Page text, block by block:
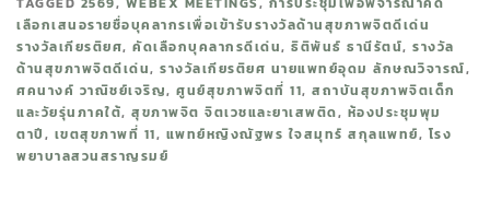
เลือกเสนอรายชื่อบุคลากรเพื่อเข้ารับรางวัลด้านสุขภาพจิตดีเด่น
รางวัลเกียรติยศ, คัดเลือกบุคลากรดีเด่น, ธิติพันธ์ ธานีรัตน์, รางวัล
ด้านสุขภาพจิตดีเด่น, รางวัลเกียรติยศ นายแพทย์อุดม ลักษณวิจารณ์,
ศคนางค์ วาณิชย์เจริญ, ศูนย์สุขภาพจิตที่ 11, สถาบันสุขภาพจิตเด็ก
และวัยรุ่นภาคใต้, สุขภาพจิต จิตเวชและยาเสพติด, ห้องประชุมพุม
ตาปี, เขตสุขภาพที่ 11, แพทย์หญิงณัฐพร ใจสมุทร์ สกุลแพทย์,โรง
พยาบาลสวนสราญรมย์